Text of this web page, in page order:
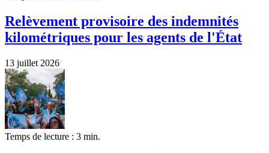
Relèvement provisoire des indemnités
kilométriques pour les agents de l'État
13 juillet 2026
Temps de lecture : 3 min.